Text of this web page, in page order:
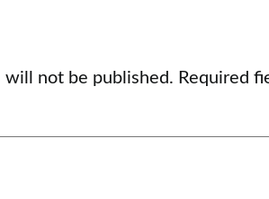
will not be published. Required